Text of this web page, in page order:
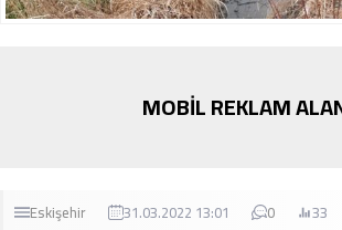
MOBİL REKLAM
Eskişehir 31.03.2022 13:01 0 33